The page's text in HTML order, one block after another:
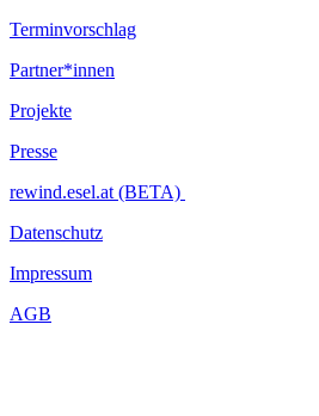
Terminvorschlag
Partner*innen
Projekte
Presse
rewind.esel.at (BETA)
Datenschutz
Impressum
AGB